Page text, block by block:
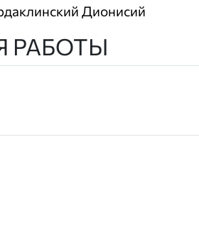
Дионисий
РАБОТЫ